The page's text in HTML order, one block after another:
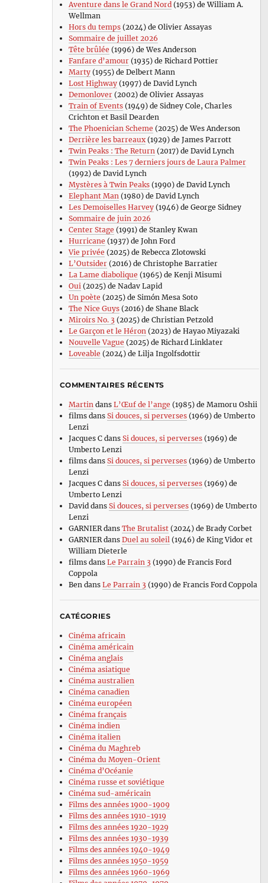
Aventure dans le Grand Nord(1953) de William A.
Wellman
Hors du temps(2024) de Olivier Assayas
Sommaire de juillet 2026
Tête brûlée (1996) de Wes Anderson
Fanfare d’amour(1935) de Richard Pottier
Marty(1955) de Delbert Mann
Lost Highway(1997) de David Lynch
Demonlover(2002) de Olivier Assayas
Train of Events(1949) de Sidney Cole, Charles
Crichton et Basil Dearden
The Phoenician Scheme (2025) de Wes Anderson
Derrière les barreaux(1929) de James Parrott
Twin Peaks : The Return(2017) de David Lynch
Twin Peaks : Les 7 derniers jours de Laura Palmer
(1992) de David Lynch
Mystères à Twin Peaks(1990) de David Lynch
Elephant Man(1980) de David Lynch
Les Demoiselles Harvey(1946) de George Sidney
Sommaire de juin 2026
Center Stage (1991) de Stanley Kwan
Hurricane (1937) de John Ford
Vie privée (2025) de Rebecca Zlotowski
L’Outsider(2016) de Christophe Barratier
La Lame diabolique (1965) de Kenji Misumi
Oui(2025) de Nadav Lapid
Un poète (2025) de Simón Mesa Soto
The Nice Guys(2016) de Shane Black
Miroirs No. 3 (2025) de Christian Petzold
Le Garçon et le Héron(2023) de Hayao Miyazaki
Nouvelle Vague (2025) de Richard Linklater
Loveable (2024) de Lilja Ingolfsdottir
COMMENTAIRES RÉCENTS
Martin dans L’Œuf de l’ange (1985) de Mamoru Oshii
filmsdans Si douces, si perverses(1969) de Umberto
Lenzi
Jacques Cdans Si douces, si perverses(1969) de
Umberto Lenzi
filmsdans Si douces, si perverses(1969) de Umberto
Lenzi
Jacques Cdans Si douces, si perverses(1969) de
Umberto Lenzi
David dans Si douces, si perverses(1969) de Umberto
Lenzi
GARNIERdans The Brutalist(2024) de Brady Corbet
GARNIERdans Duel au soleil (1946) de King Vidor et
William Dieterle
filmsdans Le Parrain 3 (1990) de Francis Ford
Coppola
Ben dans Le Parrain 3 (1990) de Francis Ford Coppola
CATÉGORIES
Cinéma africain
Cinéma américain
Cinéma anglais
Cinéma asiatique
Cinéma australien
Cinéma canadien
Cinéma européen
Cinéma français
Cinéma indien
Cinéma italien
Cinéma du Maghreb
Cinéma du Moyen-Orient
Cinéma d’Océanie
Cinéma russe et soviétique
Cinéma sud-américain
Films des années 1900-1909
Films des années 1910-1919
Films des années 1920-1929
Films des années 1930-1939
Films des années 1940-1949
Films des années 1950-1959
Films des années 1960-1969